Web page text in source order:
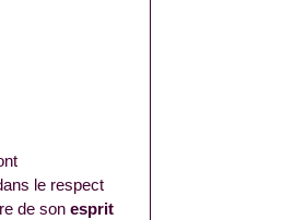
le respect
de son esprit